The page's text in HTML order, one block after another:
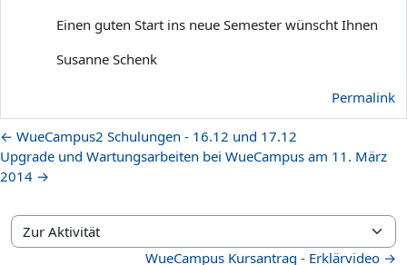
Einen guten Start ins neue Semester wünscht Ihnen
Susanne Schenk
Permalink
← WueCampus2 Schulungen - 16.12 und 17.12
Upgrade und Wartungsarbeiten bei WueCampus am 11. März
2014 →
Zur Aktivität
WueCampus Kursantrag - Erklärvideo →